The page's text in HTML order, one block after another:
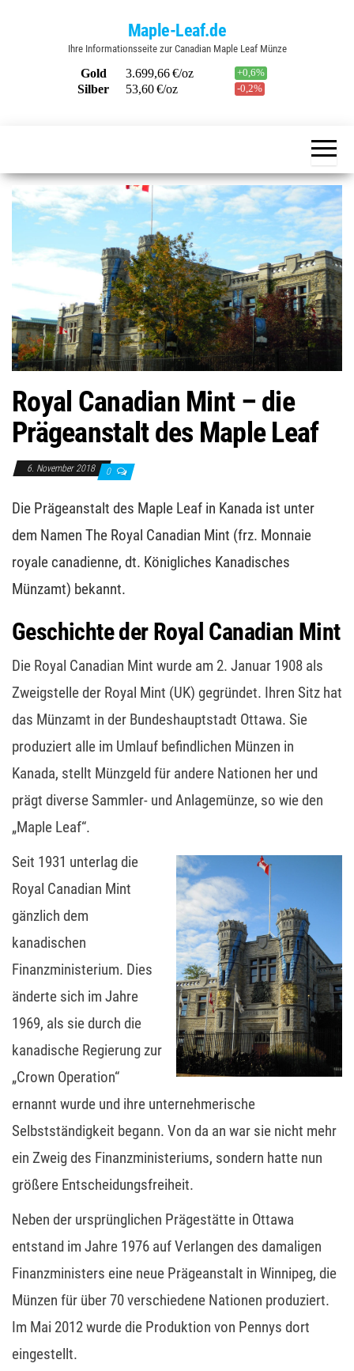
Maple-Leaf.de
Ihre Informationsseite zur Canadian Maple Leaf Münze
Royal Canadian Mint – die
Prägeanstalt des Maple Leaf
6. November 2018 0
Die Prägeanstalt des Maple Leaf in Kanada ist unter
dem Namen The Royal Canadian Mint (frz. Monnaie
royale canadienne, dt. Königliches Kanadisches
Münzamt) bekannt.
Geschichte der Royal Canadian Mint
Die Royal Canadian Mint wurde am 2. Januar 1908 als
Zweigstelle der Royal Mint (UK) gegründet. Ihren Sitz hat
das Münzamt in der Bundeshauptstadt Ottawa. Sie
produziert alle im Umlauf befindlichen Münzen in
Kanada, stellt Münzgeld für andere Nationen her und
prägt diverse Sammler- und Anlagemünze, so wie den
„Maple Leaf“.
Seit 1931 unterlag die
Royal Canadian Mint
gänzlich dem
kanadischen
Finanzministerium. Dies
änderte sich im Jahre
1969, als sie durch die
kanadische Regierung zur
„Crown Operation“
ernannt wurde und ihre unternehmerische
Selbstständigkeit begann. Von da an war sie nicht mehr
ein Zweig des Finanzministeriums, sondern hatte nun
größere Entscheidungsfreiheit.
Neben der ursprünglichen Prägestätte in Ottawa
entstand im Jahre 1976 auf Verlangen des damaligen
Finanzministers eine neue Prägeanstalt in Winnipeg, die
Münzen für über 70 verschiedene Nationen produziert.
Im Mai 2012 wurde die Produktion von Pennys dort
eingestellt.